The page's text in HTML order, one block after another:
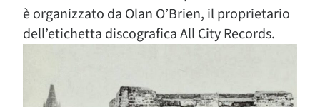
è organizzato da Olan O’Brien, il proprietario
dell’etichetta discografica All City Records.